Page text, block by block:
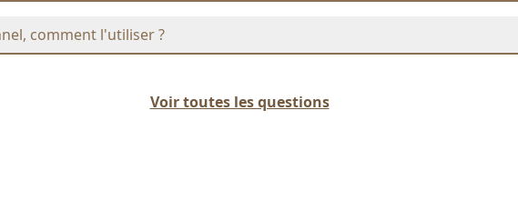
comment l'utiliser ?
Voir toutes les questions